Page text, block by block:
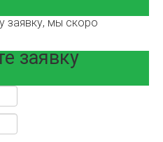
заявку, мы скоро
заявку